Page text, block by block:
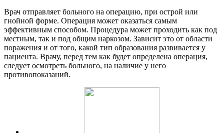
Врач отправляет больного на операцию, при острой или
гнойной форме. Операция может оказаться самым
эффективным способом. Процедура может проходить как под
местным, так и под общим наркозом. Зависит это от области
поражения и от того, какой тип образования развивается у
пациента. Врачу, перед тем как будет определена операция,
следует осмотреть больного, на наличие у него
противопоказаний.